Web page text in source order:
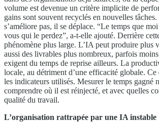
volume est devenue un critère implicite de
gains sont souvent recyclés en nouvelles
s’améliore pas, il se déplace. “Le temps que moi
vous qui le perdez”, a-t-elle ajouté. Derrière
phénomène plus large. L’IA peut produire plus
aussi des livrables plus nombreux, parfois
exigent du temps de reprise ailleurs. La
locale, au détriment d’une efficacité globale. Ce
les indicateurs utilisés. Mesurer le temps gagné
comprendre où il est réinjecté, et avec quelles
qualité du travail.
L’organisation rattrapée par une IA instable